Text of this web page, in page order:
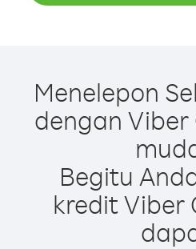
Menelepon
dengan
Begitu
kredit Viber